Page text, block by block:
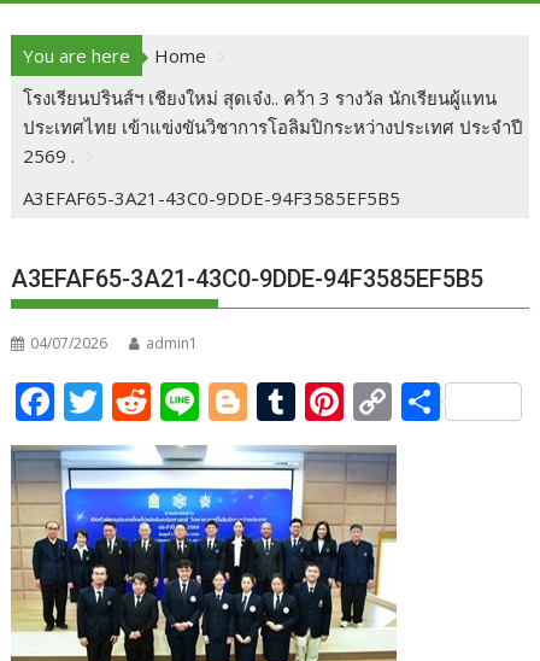
You are here
Home
โรงเรียนปรินส์ฯ เชียงใหม่ สุดเจ๋ง.. คว้า 3 รางวัล นักเรียนผู้แทน
ประเทศไทย เข้าแข่งขันวิชาการโอลิมปิกระหว่างประเทศ ประจำปี
2569 .
A3EFAF65-3A21-43C0-9DDE-94F3585EF5B5
A3EFAF65-3A21-43C0-9DDE-94F3585EF5B5
04/07/2026 admin1
F
ac
e
b
o
o
k
T
w
itt
er
R
e
d
di
t
Li
n
e
Bl
o
g
g
er
T
u
m
bl
r
Pi
nt
er
e
st
C
o
p
y
Li
n
k
S